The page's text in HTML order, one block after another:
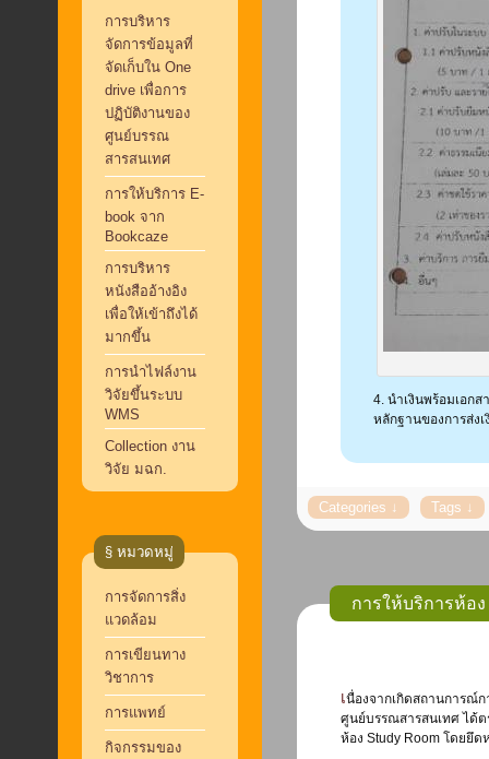
การบริหาร
จัดการข้อมูลที่
จัดเก็บใน One
drive เพื่อการ
ปฏิบัติงานของ
ศูนย์บรรณ
สารสนเทศ
การให้บริการ E-
book จาก
Bookcaze
การบริหาร
หนังสืออ้างอิง
เพื่อให้เข้าถึงได้
มากขึ้น
การนำไฟล์งาน
วิจัยขึ้นระบบ
WMS
Collection งาน
วิจัย มฉก.
§ หมวดหมู่
การจัดการสิ่ง
แวดล้อม
การเขียนทาง
วิชาการ
การแพทย์
กิจกรรมของ
4. นำเงินพร้อมเอก
หลักฐานของการส่ง
การให้บริการห้อง
เนื่องจากเกิดสถานการณ์การระบาดของโรคโควิด-19 ทำให้ต้องปรับตัว เข้ากับสถานการณ์ในยุค New Normal
ศูนย์บรรณสารสนเทศ ได้
ห้อง Study Room โดยยึด